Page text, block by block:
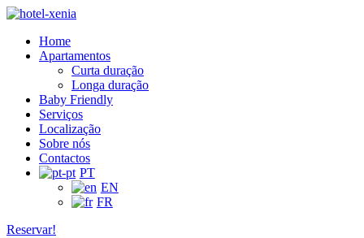
Home
Apartamentos
Curta duração
Longa duração
Baby Friendly
Serviços
Localização
Sobre nós
Contactos
PT
EN
FR
Reservar!